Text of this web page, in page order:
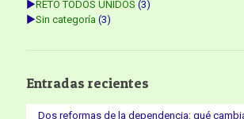
►RETO TODOS UNIDOS (3)
►Sin categoría (3)
Entradas recientes
Dos reformas de la dependencia: qué